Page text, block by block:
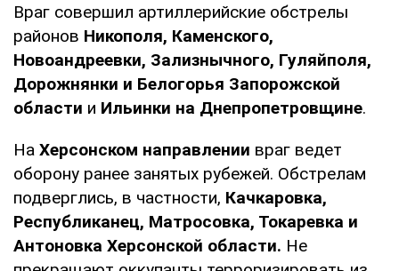
Враг совершил артиллерийские обстрелы
районов Никополя, Каменского,
Новоандреевки, Зализнычного, Гуляйполя,
Дорожнянки и Белогорья Запорожской
области и Ильинки на Днепропетровщине.
На Херсонском направлении враг ведет
оборону ранее занятых рубежей. Обстрелам
подверглись, в частности, Качкаровка,
Республиканец, Матросовка, Токаревка и
Антоновка Херсонской области. Не